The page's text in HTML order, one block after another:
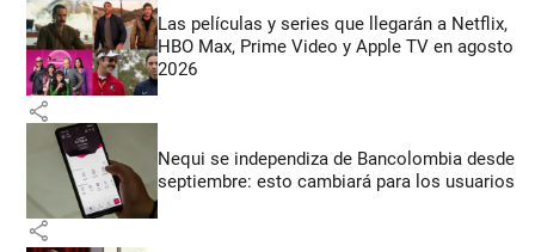
Las películas y series que llegarán a Netflix,
HBO Max, Prime Video y Apple TV en agosto
2026
share
Nequi se independiza de Bancolombia desde
septiembre: esto cambiará para los usuarios
share